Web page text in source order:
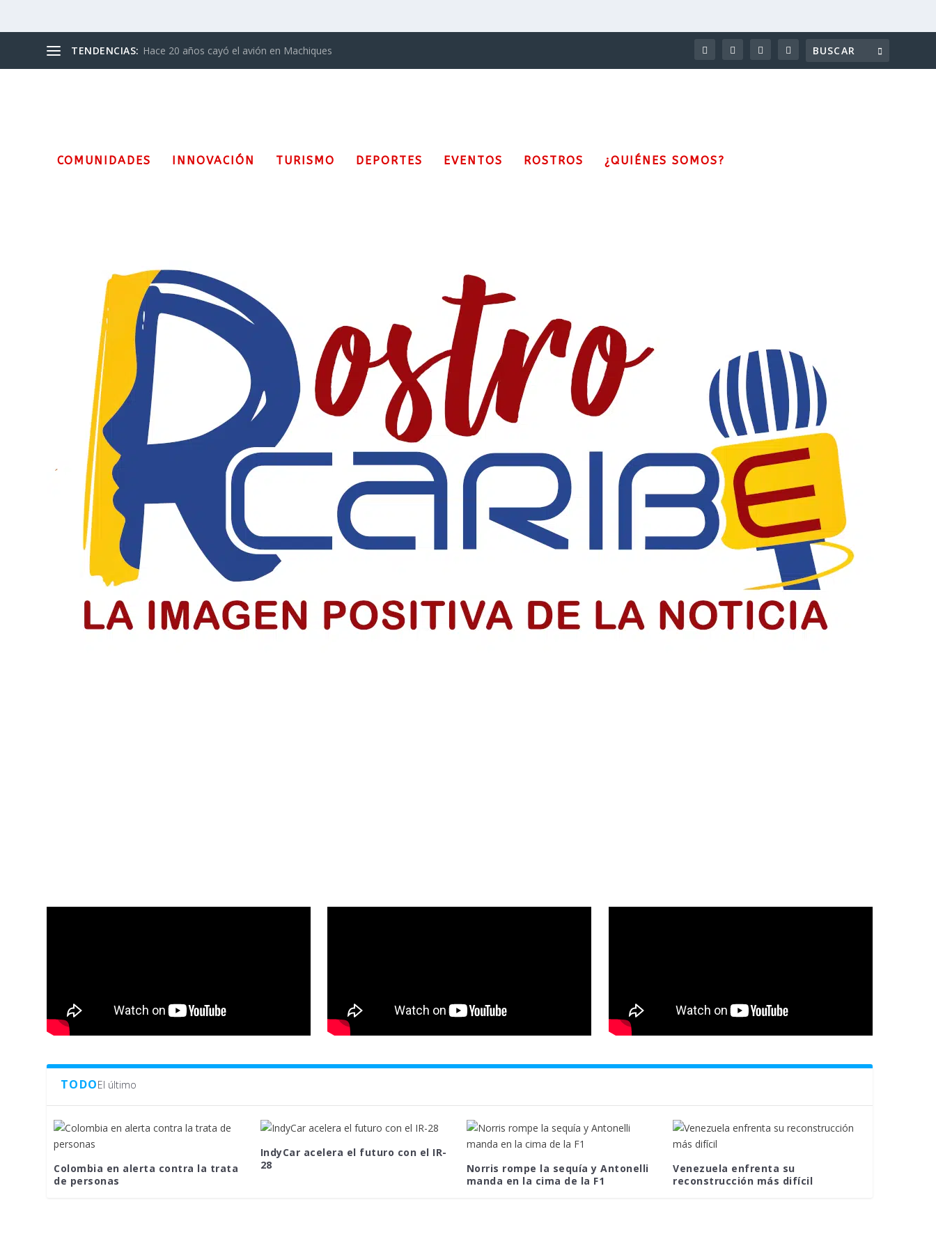
TENDENCIAS: Hace 20 años cayó el avión en Machiques
COMUNIDADES INNOVACIÓN TURISMO DEPORTES EVENTOS ROSTROS ¿QUIÉNES SOMOS?
El Día del Periodista y Comunicador SociaI en Colombia
El periodista y comunicador social en Colombia paga un precio alto por informar, pero su labor sigue sosteniendo la democracia y construyendo país
LEER MÁS
Jóvenes de Chiquinquirá cierran el ciclo sacramental del centenario
Jóvenes recibieron la confirmación en el cierre del ciclo sacramental del centenario de la Parroquia Chiquinquirá en Barranquilla
LEER MÁS
TODOEl último
Colombia en alerta contra la trata
de personas
IndyCar acelera el futuro con el IR-
28
Norris rompe la sequía y Antonelli
manda en la cima de la F1
Venezuela enfrenta su
reconstrucción más difícil